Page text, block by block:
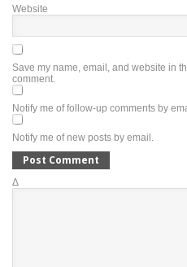
Website
Save my name, email, and website in
comment.
Notify me of follow-up comments by
Notify me of new posts by email.
Δ